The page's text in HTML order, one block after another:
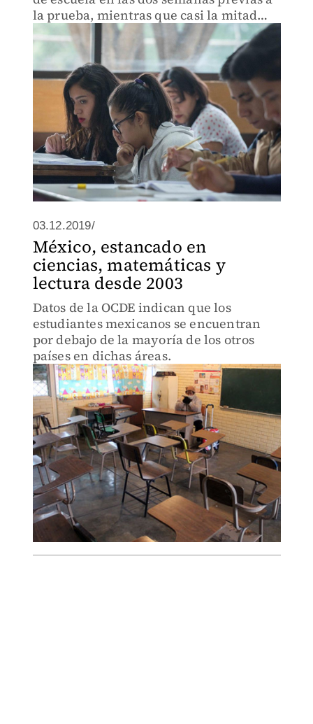
la prueba, mientras que casi la mitad
reconoció haber llegado tarde a clases.
03.12.2019/
México, estancado en
ciencias, matemáticas y
lectura desde 2003
Datos de la OCDE indican que los
estudiantes mexicanos se encuentran
por debajo de la mayoría de los otros
países en dichas áreas.